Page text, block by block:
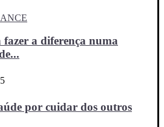
fazer a diferença numa
por cuidar dos outros